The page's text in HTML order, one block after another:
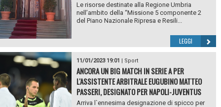
Le risorse destinate alla Regione Umbria
nell’ambito della “Missione 5 componente 2
del Piano Nazionale Ripresa e Resili...
LEGGI
11/01/2023 19:01 | Sport
ANCORA UN BIG MATCH IN SERIE A PER
L'ASSISTENTE ARBITRALE EUGUBINO MATTEO
PASSERI, DESIGNATO PER NAPOLI-JUVENTUS
Arriva l`ennesima designazione di spicco per